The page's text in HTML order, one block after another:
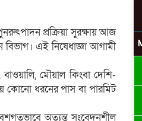
প্রক্রিয়া সুরক্ষায় আজ
বিভাগ। এই নিষেধাজ্ঞা আগামী
মৌয়াল কিংবা দেশি-
কোনো ধরনের পাস বা পারমিট
অত্যন্ত সংবেদনশীল